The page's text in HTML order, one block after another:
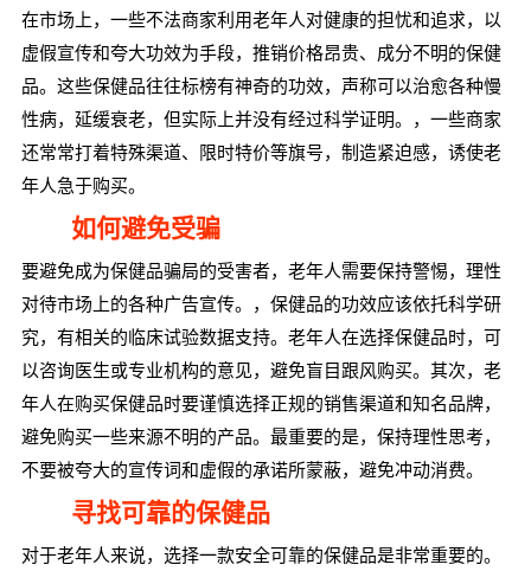
在市场上，一些不法商家利用老年人对健康的担忧和追求，以
虚假宣传和夸大功效为手段，推销价格昂贵、成分不明的保健
品。这些保健品往往标榜有神奇的功效，声称可以治愈各种慢
性病，延缓衰老，但实际上并没有经过科学证明。，一些商家
还常常打着特殊渠道、限时特价等旗号，制造紧迫感，诱使老
年人急于购买。
如何避免受骗
要避免成为保健品骗局的受害者，老年人需要保持警惕，理性
对待市场上的各种广告宣传。，保健品的功效应该依托科学研
究，有相关的临床试验数据支持。老年人在选择保健品时，可
以咨询医生或专业机构的意见，避免盲目跟风购买。其次，老
年人在购买保健品时要谨慎选择正规的销售渠道和知名品牌，
避免购买一些来源不明的产品。最重要的是，保持理性思考，
不要被夸大的宣传词和虚假的承诺所蒙蔽，避免冲动消费。
寻找可靠的保健品
对于老年人来说，选择一款安全可靠的保健品是非常重要的。